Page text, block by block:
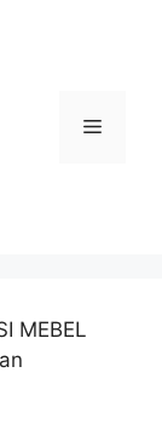
Menu
MEBEL